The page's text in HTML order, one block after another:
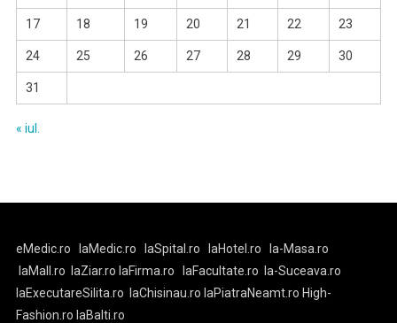
17 18 19 20 21 22 23
24 25 26 27 28 29 30
31
« iul.
eMedic.ro laMedic.ro laSpital.ro laHotel.ro
la-Masa.ro
laMall.ro
laZiar.ro laFirma.ro laFacultate.ro
la-Suceava.ro
laExecutareSilita.ro
laChisinau.ro laPiatraNeamt.ro High-
Fashion.ro laBalti.ro